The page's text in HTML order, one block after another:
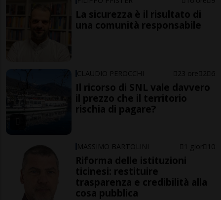
La sicurezza è il risultato di
una comunità responsabile
CLAUDIO PEROCCHI 23 ore 2 6
Il ricorso di SNL vale davvero
il prezzo che il territorio
rischia di pagare?
MASSIMO BARTOLINI 1 gior 10
Riforma delle istituzioni
ticinesi: restituire
trasparenza e credibilità alla
cosa pubblica